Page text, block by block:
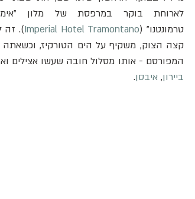
טרמונטנו" (Imperial Hotel Tramontano
קצה הצוק, משקיף על הים הטורקיז,
המפורסם - אותו מסלול חובה שעשו אצילים
ביירון, איבסן.